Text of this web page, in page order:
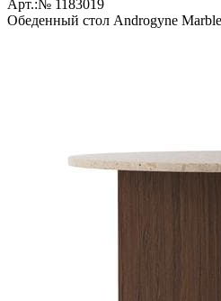
Арт.:№ 1183019
Обеденный стол Androgyne